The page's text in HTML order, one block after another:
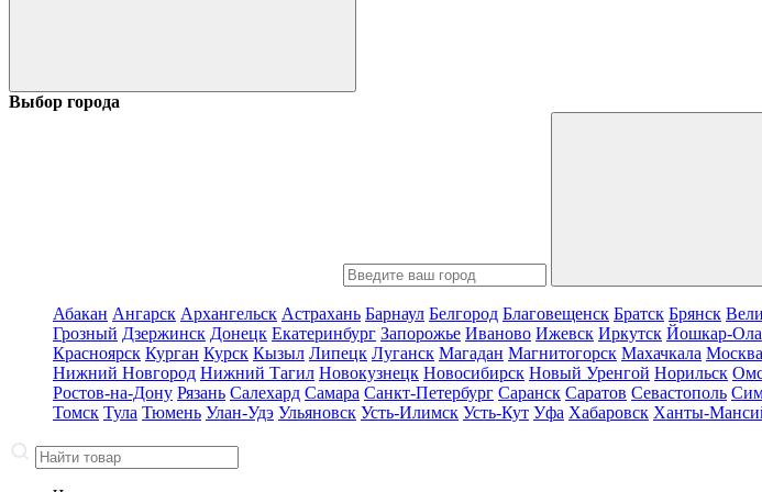
Выбор города
Абакан Ангарск Архангельск Астрахань Барнаул Белгород Благовещенск Братск Брянск
Грозный Дзержинск Донецк Екатеринбург Запорожье Иваново Ижевск Иркутск Йошкар-Ола
Красноярск Курган Курск Кызыл Липецк Луганск Магадан Магнитогорск Махачкала Москва
Нижний Новгород Нижний Тагил Новокузнецк Новосибирск Новый Уренгой Норильск
Ростов-на-Дону Рязань Салехард Самара Санкт-Петербург Саранск Саратов Севастополь
Томск Тула Тюмень Улан-Удэ Ульяновск Усть-Илимск Усть-Кут Уфа Хабаровск Ханты-